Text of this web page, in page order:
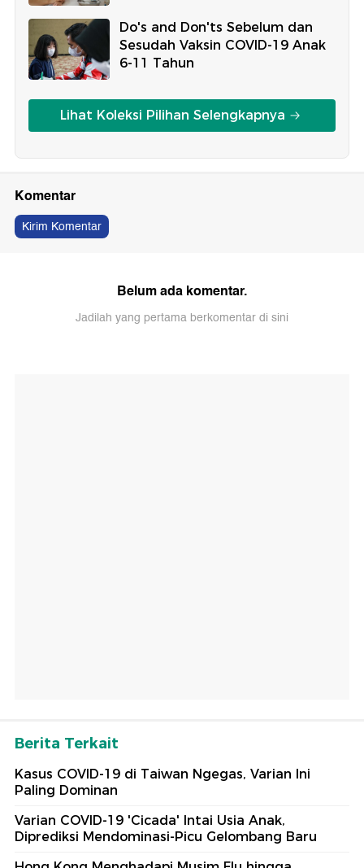
Do's and Don'ts Sebelum dan
Sesudah Vaksin COVID-19 Anak
6-11 Tahun
Lihat Koleksi Pilihan Selengkapnya
Komentar
Kirim Komentar
Belum ada komentar.
Jadilah yang pertama berkomentar di sini
Berita Terkait
Kasus COVID-19 di Taiwan Ngegas, Varian Ini
Paling Dominan
Varian COVID-19 'Cicada' Intai Usia Anak,
Diprediksi Mendominasi-Picu Gelombang Baru